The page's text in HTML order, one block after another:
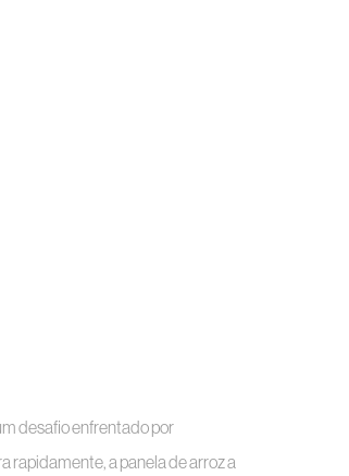
desafio enfrentado por
rapidamente, a panela de arroz a